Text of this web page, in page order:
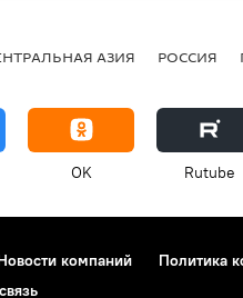
АЗИЯ РОССИЯ
OK Rutube
компаний Политика